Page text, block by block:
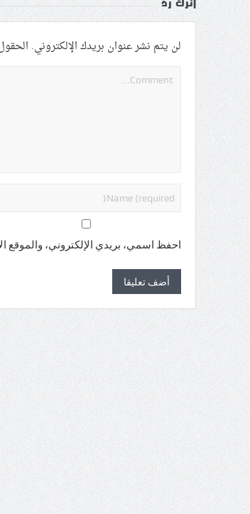
لن يتم نشر عنوان بريدك الإلكتروني.
احفظ اسمي، بريدي الإلكتروني، والموقع